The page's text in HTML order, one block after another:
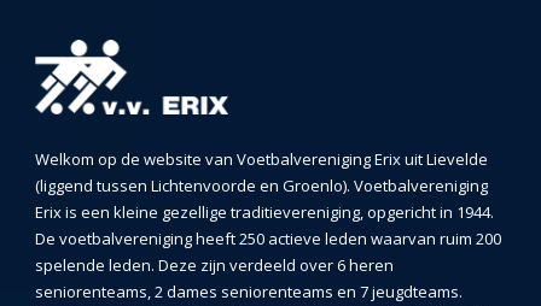
Welkom op de website van Voetbalvereniging Erix uit Lievelde
(liggend tussen Lichtenvoorde en Groenlo). Voetbalvereniging
Erix is een kleine gezellige traditievereniging, opgericht in 1944.
De voetbalvereniging heeft 250 actieve leden waarvan ruim 200
spelende leden. Deze zijn verdeeld over 6 heren
seniorenteams, 2 dames seniorenteams en 7 jeugdteams.